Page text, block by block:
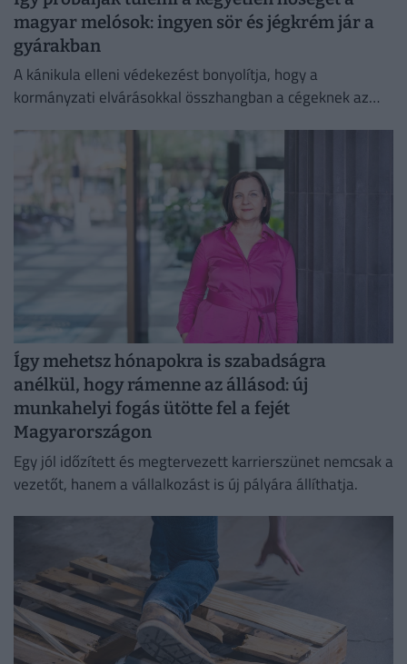
magyar melósok: ingyen sör és jégkrém jár a
gyárakban
A kánikula elleni védekezést bonyolítja, hogy a
kormányzati elvárásokkal összhangban a cégeknek az
Így mehetsz hónapokra is szabadságra
anélkül, hogy rámenne az állásod: új
munkahelyi fogás ütötte fel a fejét
Magyarországon
Egy jól időzített és megtervezett karrierszünet nemcsak a
vezetőt, hanem a vállalkozást is új pályára állíthatja.